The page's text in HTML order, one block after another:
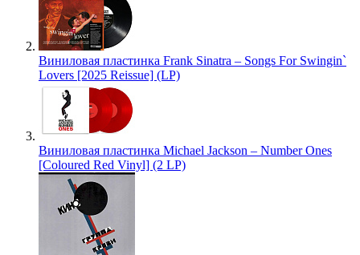
Виниловая пластинка Frank Sinatra – Songs For Swingin`
Lovers [2025 Reissue] (LP)
Виниловая пластинка Michael Jackson – Number Ones
[Coloured Red Vinyl] (2 LP)